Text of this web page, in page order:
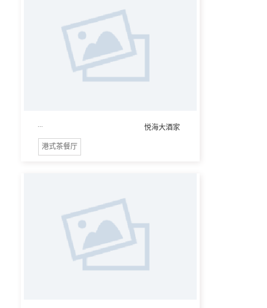
悦海大酒家
港式茶餐厅